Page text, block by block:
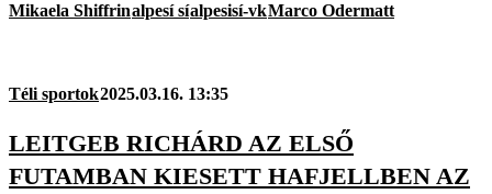
Mikaela Shiffrinalpesí síalpesisí-vkMarco Odermatt
Téli sportok2025.03.16. 13:35
LEITGEB RICHÁRD AZ ELSŐ
FUTAMBAN KIESETT HAFJELLBEN AZ